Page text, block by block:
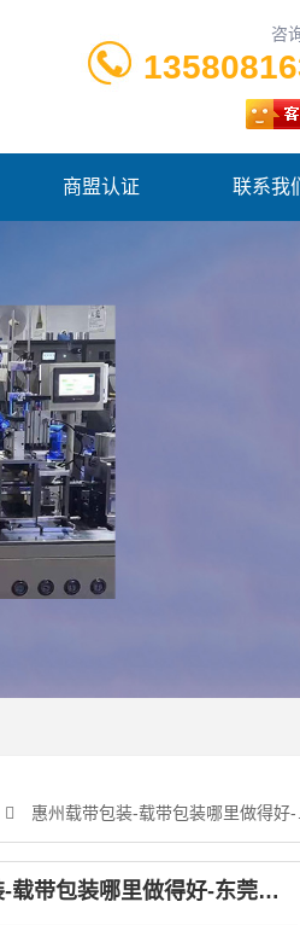
咨
商盟认证 联系我们
惠州载带包装-载带包装哪里做得好-东莞腾辉塑胶电子
惠州载带包装-载带包装哪里做得好-东莞腾辉塑胶电子